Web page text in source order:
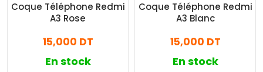
Coque Téléphone Redmi
A3 Rose
15,000 DT
En stock
Coque Téléphone Redmi
A3 Blanc
15,000 DT
En stock